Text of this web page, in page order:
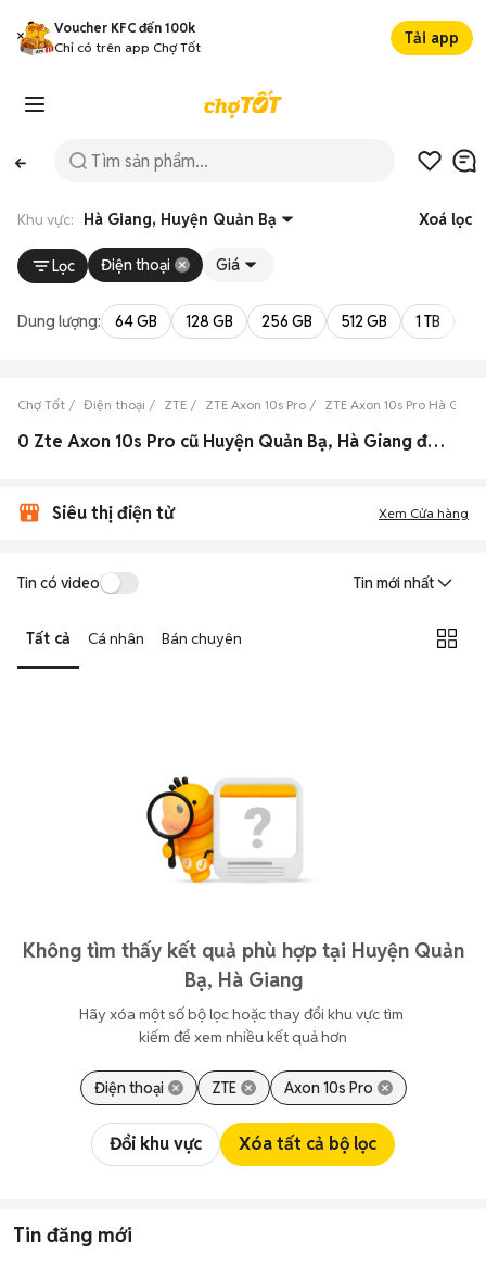
Voucher KFC đến 100k
Chỉ có trên app Chợ Tốt
Tải app
Khu vực: Hà Giang, Huyện Quản Bạ Xoá lọc
Lọc Điện thoại Giá
Dung lượng: 64 GB 128 GB 256 GB 512 GB 1 TB
Chợ Tốt Điện thoại ZTE ZTE Axon 10s Pro ZTE Axon 10s Pro Hà Giang
0 Zte Axon 10s Pro cũ Huyện Quản Bạ, Hà Giang đẹp
Siêu thị điện tử Xem Cửa hàng
Tin có video Tin mới nhất
Tất cả Cá nhân Bán chuyên
Không tìm thấy kết quả phù hợp tại Huyện Quản
Bạ, Hà Giang
Hãy xóa một số bộ lọc hoặc thay đổi khu vực tìm
kiếm để xem nhiều kết quả hơn
Điện thoại ZTE Axon 10s Pro
Đổi khu vực Xóa tất cả bộ lọc
Tin đăng mới